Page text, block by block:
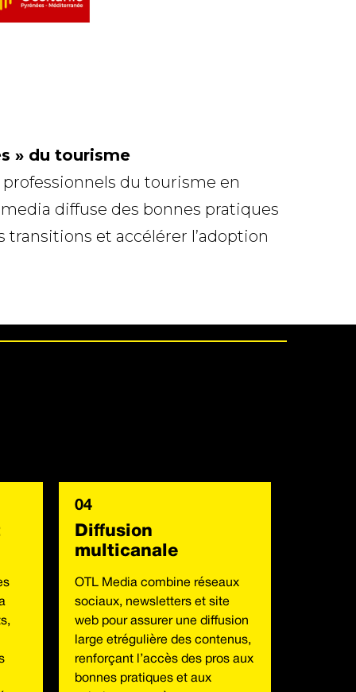
» du tourisme
du tourisme en
diffuse des bonnes pratiques
et accélérer l’adoption
04
Diffusion
multicanale
OTL Media combine réseaux
sociaux, newsletters et site
web pour assurer une diffusion
large etrégulière des contenus,
renforçant l’accès des pros aux
bonnes pratiques et aux